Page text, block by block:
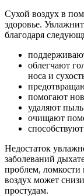
Сухой воздух в
здоровье.
благодаря
облегчают
носа и
помогают
удаляют пыль
очищают
Недостаток
заболеваний
проблем, ломкости
воздух может
простудам.